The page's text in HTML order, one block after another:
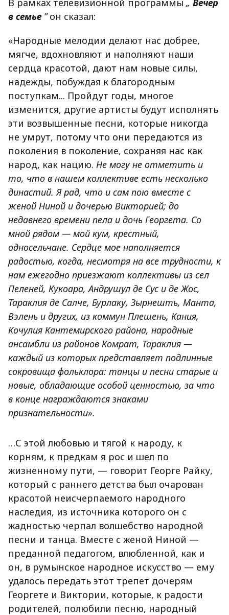
В рамках телевизионной программы „ Вечер
в семье ” он сказал:
«Народные мелодии делают нас добрее,
мягче, вдохновляют и наполняют наши
сердца красотой, дают нам новые силы,
надежды, побуждая к благородным
поступкам... Пройдут годы, многое
изменится, другие артисты будут исполнять
эти возвышенные песни, которые никогда
не умрут, потому что они передаются из
поколения в поколение, сохраняя нас как
народ, как нацию. Не могу не отметить и
то, что в нашем коллективе есть несколько
династий.Я рад, что и сам пою вместе с
женой Ниной и дочерью Викторией; до
недавнего времени пела и дочь Георгета. Со
мной рядом — мой кум, крестный,
односельчане. Сердце мое наполняется
радостью, когда, несмотря на все трудности, к
нам ежегодно приезжают коллективы из сел
Пеленей, Кукоара, Андрушул де Сус и де Жос,
Тараклия де Салче, Бурлаку, Зырнешть, Манта,
Вэлень и других, из коммун Плешень, Кания,
Кочулия Кантемирского района, народные
ансамбли из районов Комрат, Тараклия —
каждый из которых представляет подлинные
сокровища фольклора: танцы и песни старые и
новые, обладающие особой ценностью, за что
в конце награждаются знаками
признательности».
…С этой любовью и тягой к народу, к
корням, к предкам я рос и шел по
жизненному пути, — говорит Георге Райку,
который с раннего детства был очарован
красотой неисчерпаемого народного
наследия, из источника которого он с
жадностью черпал волшебство народной
песни и танца. Вместе с женой Ниной —
преданной педагогом, влюбленной, как и
он, в румынское народное искусство — ему
удалось передать этот трепет дочерям
Георгете и Виктории, которые, к радости
родителей, полюбили песню, народный